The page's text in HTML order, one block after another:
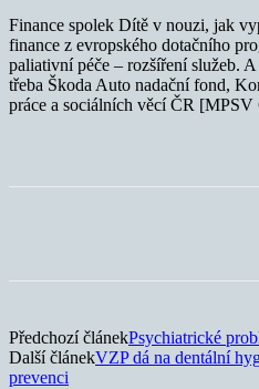
Finance spolek Dítě v nouzi, jak
finance z evropského dotačního
paliativní péče – rozšíření služeb.
třeba Škoda Auto nadační fond,
práce a sociálních věcí ČR [MPSV
Předchozí článekPsychiatrické
Další článekVZP dá na dentální
prevenci